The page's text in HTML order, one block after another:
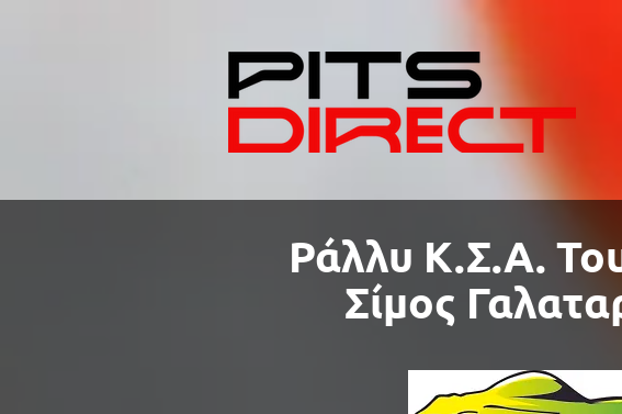
Ράλλυ Κ.Σ.Α.
Σίμος